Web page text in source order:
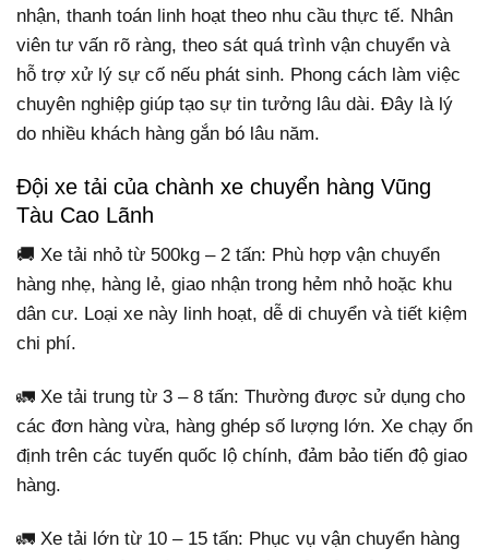
nhận, thanh toán linh hoạt theo nhu cầu thực tế. Nhân
viên tư vấn rõ ràng, theo sát quá trình vận chuyển và
hỗ trợ xử lý sự cố nếu phát sinh. Phong cách làm việc
chuyên nghiệp giúp tạo sự tin tưởng lâu dài. Đây là lý
do nhiều khách hàng gắn bó lâu năm.
Đội xe tải của chành xe chuyển hàng Vũng
Tàu Cao Lãnh
🚚 Xe tải nhỏ từ 500kg – 2 tấn: Phù hợp vận chuyển
hàng nhẹ, hàng lẻ, giao nhận trong hẻm nhỏ hoặc khu
dân cư. Loại xe này linh hoạt, dễ di chuyển và tiết kiệm
chi phí.
🚛 Xe tải trung từ 3 – 8 tấn: Thường được sử dụng cho
các đơn hàng vừa, hàng ghép số lượng lớn. Xe chạy ổn
định trên các tuyến quốc lộ chính, đảm bảo tiến độ giao
hàng.
🚛 Xe tải lớn từ 10 – 15 tấn: Phục vụ vận chuyển hàng